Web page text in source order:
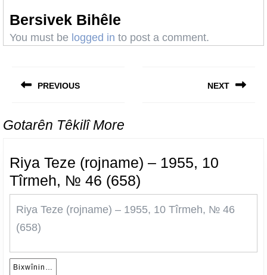
Bersivek Bihêle
You must be logged in to post a comment.
navigation
PREVIOUS
post:
NEXT
Gotarên Têkilî More
Riya Teze (rojname) – 1955, 10
Tîrmeh, № 46 (658)
Teze
(rojname)
1955,
Riya Teze (rojname) – 1955, 10 Tîrmeh, № 46
(658)
Bixwînin…